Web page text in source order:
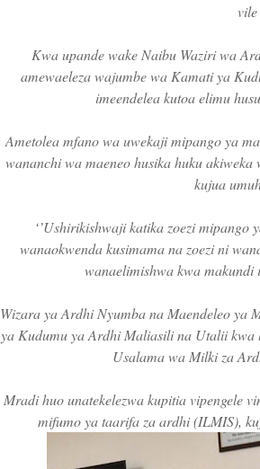
Kwa upande wake Naibu Waziri wa
amewaeleza wajumbe wa Kamati ya
imeendelea kutoa elimu
Ametolea mfano wa uwekaji mipango ya
wananchi wa maeneo husika huku
kujua
‘’Ushirikishwaji katika zoezi
wanaokwenda kusimama na zoezi ni
wanaelimishwa kwa makundi
Wizara ya Ardhi Nyumba na Maendeleo ya
ya Kudumu ya Ardhi Maliasili na Utalii kwa
Usalama wa Milki za
Mradi huo unatekelezwa kupitia vipengele
mifumo ya taarifa za ardhi (ILMIS),